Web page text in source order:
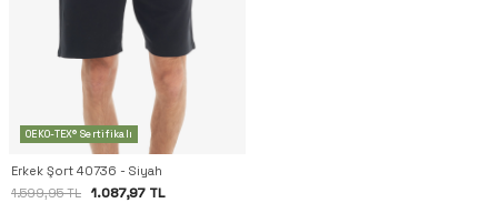
OEKO-TEX® Sertifikalı
Erkek Şort 40736 - Siyah
1.599,95 TL
1.087,97 TL